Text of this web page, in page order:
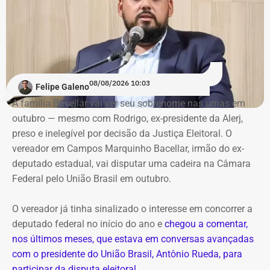
basicamente da prefeitura, citando ainda a baixa geração
de empregos e que “zero por cento da cidade tem
O jurista — que afirma ser o “candidato do presidente
Renan Santos — que vai disputar o posto de Presidente
da Repúblicanas eleições de 2026 — no Rio —, também
afirma que tentou descobrir quanto recebe o prefeito, mas
não conseguiu porque o Portal da Transparência estava
fora do ar.
Oficialmente, o município integra o Noroeste Fluminense
e tinha população estimada em 7.584 habitantes até o
R$ 28.435,51 em 2023. Em 2024, a prefeitura
contabilizou R$ 97,4 milhões em receitas brutas.
Felipe Galeno08/08/2026 10:03
A família Bacellar vai ver seu sobrenome nas urnas em
outubro — mesmo com Rodrigo, ex-presidente da Alerj,
preso e inelegível por decisão da Justiça Eleitoral. O
vereador em Campos Marquinho Bacellar, irmão do ex-
deputado estadual, vai disputar uma cadeira na Câmara
Federal pelo União Brasil em outubro.
O vereador já tinha sinalizado o interesse em concorrer a
deputado federal no início do ano e chegou a comentar,
nos últimos meses, que estava em conversas avançadas
com o presidente do União Brasil, Antônio Rueda, para